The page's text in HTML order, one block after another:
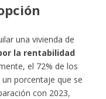
una vivienda de
la rentabilidad
el 72% de los
porcentaje que se
con 2023,